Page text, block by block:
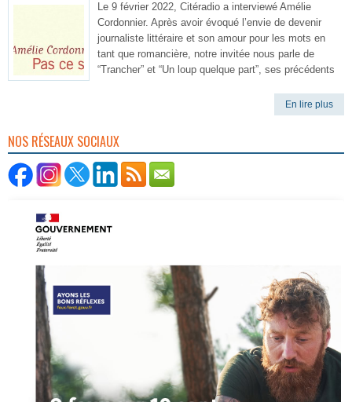
Le 9 février 2022, Citéradio a interviewé Amélie
Cordonnier. Après avoir évoqué l’envie de devenir
journaliste littéraire et son amour pour les mots en
tant que romancière, notre invitée nous parle de
“Trancher” et “Un loup quelque part”, ses précédents
En lire plus
NOS RÉSEAUX SOCIAUX